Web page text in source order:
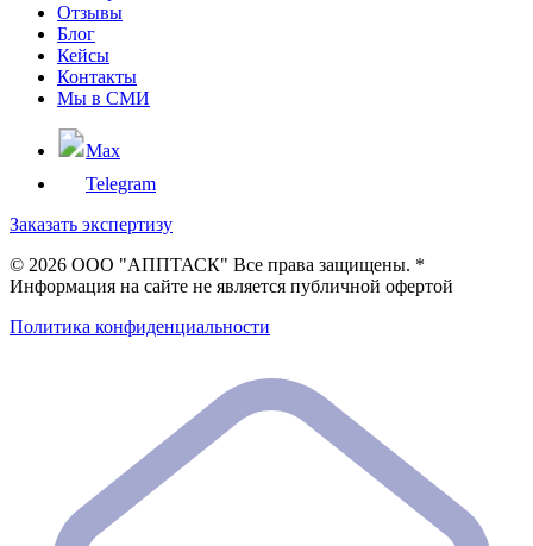
Отзывы
Блог
Кейсы
Контакты
Мы в СМИ
Max
Telegram
Заказать экспертизу
© 2026 ООО "АППТАСК" Все права защищены. *
Информация на сайте не является публичной офертой
Политика конфиденциальности